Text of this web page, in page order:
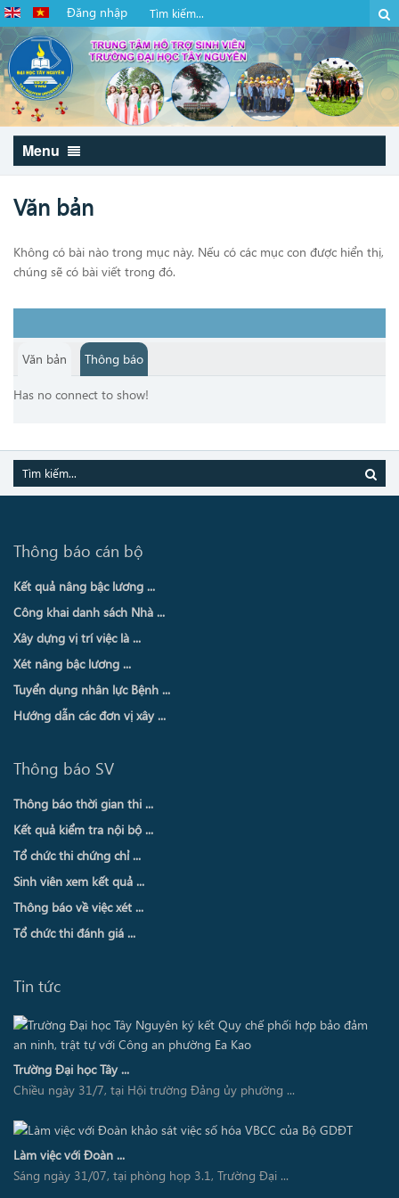
Đăng nhập
Menu
Văn bản
Không có bài nào trong mục này. Nếu có các mục con được hiển thị,
chúng sẽ có bài viết trong đó.
Văn bản Thông báo
Has no connect to show!
Thông báo cán bộ
Kết quả nâng bậc lương ...
Công khai danh sách Nhà ...
Xây dựng vị trí việc là ...
Xét nâng bậc lương ...
Tuyển dụng nhân lực Bệnh ...
Hướng dẫn các đơn vị xây ...
Thông báo SV
Thông báo thời gian thi ...
Kết quả kiểm tra nội bộ ...
Tổ chức thi chứng chỉ ...
Sinh viên xem kết quả ...
Thông báo về việc xét ...
Tổ chức thi đánh giá ...
Tin tức
Trường Đại học Tây ...
Chiều ngày 31/7, tại Hội trường Đảng ủy phường ...
Làm việc với Đoàn ...
Sáng ngày 31/07, tại phòng họp 3.1, Trường Đại ...